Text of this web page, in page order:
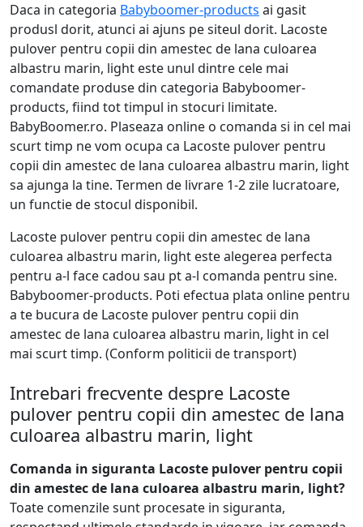
Daca in categoria Babyboomer-products ai gasit
produsl dorit, atunci ai ajuns pe siteul dorit. Lacoste
pulover pentru copii din amestec de lana culoarea
albastru marin, light este unul dintre cele mai
comandate produse din categoria Babyboomer-
products, fiind tot timpul in stocuri limitate.
BabyBoomer.ro. Plaseaza online o comanda si in cel mai
scurt timp ne vom ocupa ca Lacoste pulover pentru
copii din amestec de lana culoarea albastru marin, light
sa ajunga la tine. Termen de livrare 1-2 zile lucratoare,
un functie de stocul disponibil.
Lacoste pulover pentru copii din amestec de lana
culoarea albastru marin, light este alegerea perfecta
pentru a-l face cadou sau pt a-l comanda pentru sine.
Babyboomer-products. Poti efectua plata online pentru
a te bucura de Lacoste pulover pentru copii din
amestec de lana culoarea albastru marin, light in cel
mai scurt timp. (Conform politicii de transport)
Intrebari frecvente despre Lacoste
pulover pentru copii din amestec de lana
culoarea albastru marin, light
Comanda in siguranta Lacoste pulover pentru copii
din amestec de lana culoarea albastru marin, light?
Toate comenzile sunt procesate in siguranta,